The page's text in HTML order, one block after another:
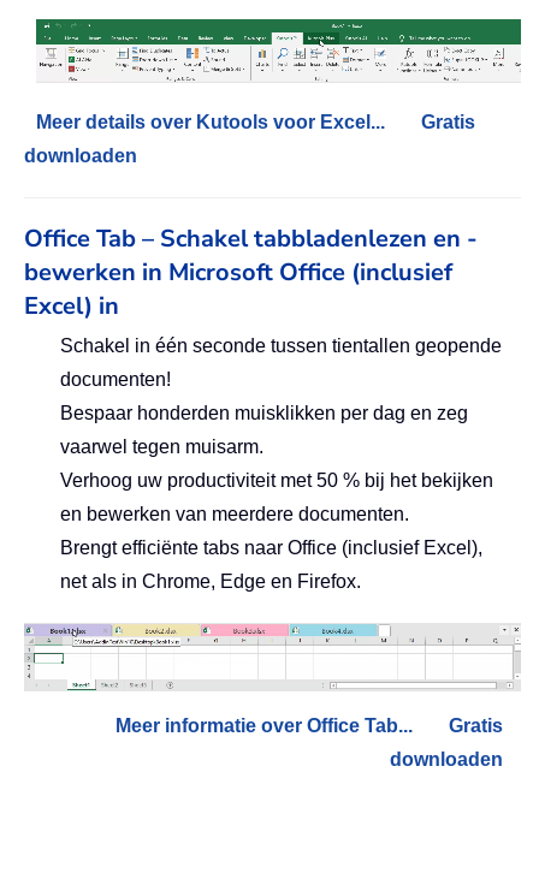
Meer details over Kutools voor Excel...
Gratis
downloaden
Office Tab – Schakel tabbladenlezen en -
bewerken in Microsoft Office (inclusief
Excel) in
Schakel in één seconde tussen tientallen geopende
documenten!
Bespaar honderden muisklikken per dag en zeg
vaarwel tegen muisarm.
Verhoog uw productiviteit met 50 % bij het bekijken
en bewerken van meerdere documenten.
Brengt efficiënte tabs naar Office (inclusief Excel),
net als in Chrome, Edge en Firefox.
Meer informatie over Office Tab...
Gratis
downloaden